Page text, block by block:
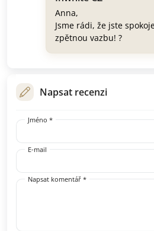
Anna,
Jsme rádi, že jste
zpětnou vazbu! ?
Napsat recenzi
Jméno *
E-mail
Napsat komentář *